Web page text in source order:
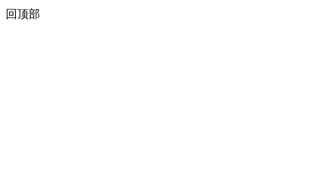
回顶部